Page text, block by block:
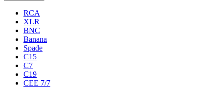
RCA
XLR
BNC
Banana
Spade
C15
С7
C19
CEE 7/7